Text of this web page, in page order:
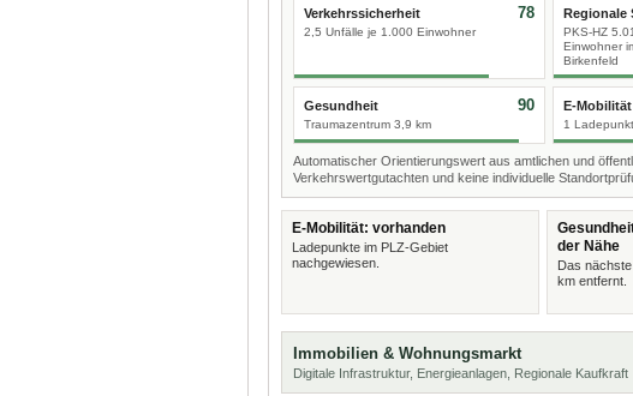
Verkehrssicherheit
2,5 Unfälle je 1.000 Einwohner
78 Regionale
PKS-HZ
Einwohner
Birkenfeld
Gesundheit
Traumazentrum 3,9 km
90 E-Mobilität
1
Automatischer Orientierungswert aus amtlichen und
Verkehrswertgutachten und keine individuelle
E-Mobilität: vorhanden
Ladepunkte im PLZ-Gebiet
nachgewiesen.
der Nähe
Das
km entfernt.
Immobilien & Wohnungsmarkt
Digitale Infrastruktur, Energieanlagen, Regionale Kaufkraft